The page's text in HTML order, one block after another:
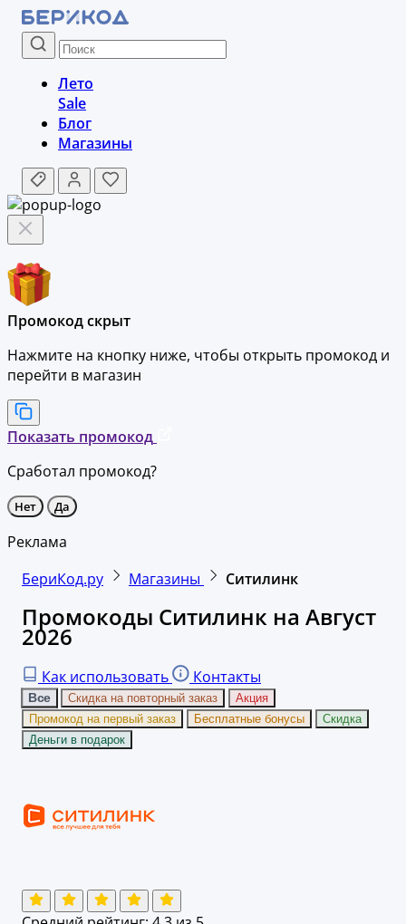
Лето
Sale
Блог
Магазины
Промокод скрыт
Нажмите на кнопку ниже, чтобы открыть промокод и
перейти в магазин
Показать промокод
Сработал промокод?
Нет Да
Реклама
БериКод.ру
Магазины Ситилинк
Промокоды Ситилинк на Август
2026
Как использовать Контакты
Все Скидка на повторный заказ
Акция
Промокод на первый заказ
Бесплатные бонусы
Скидка
Деньги в подарок